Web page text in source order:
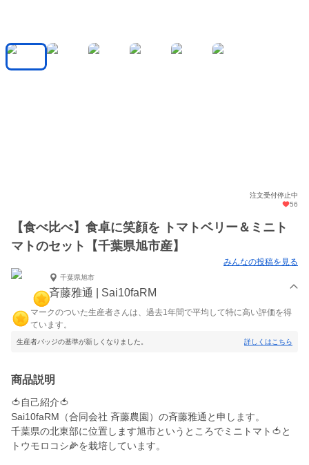
注文受付停止中
56
【食べ比べ】食卓に笑顔を トマトベリー＆ミニト
マトのセット【千葉県旭市産】
みんなの投稿を見る
千葉県旭市
斉藤雅通 | Sai10faRM
マークのついた生産者さんは、過去1年間で平均して特に高い評価を得
ています。
生産者バッジの基準が新しくなりました。 詳しくはこちら
商品説明
🍅自己紹介🍅
Sai10faRM（合同会社 斉藤農園）の斉藤雅通と申します。
千葉県の北東部に位置します旭市というところでミニトマト🍅と
トウモロコシ🌽を栽培しています。